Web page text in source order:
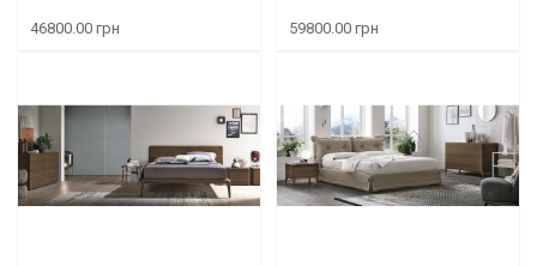
46800.00 грн 59800.00 грн